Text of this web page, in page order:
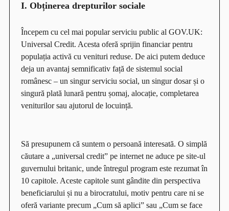
I. Obținerea drepturilor sociale
Începem cu cel mai popular serviciu public al GOV.UK:
Universal Credit. Acesta oferă sprijin financiar pentru
populația activă cu venituri reduse. De aici putem deduce
deja un avantaj semnificativ față de sistemul social
românesc – un singur serviciu social, un singur dosar și o
singură plată lunară pentru șomaj, alocație, completarea
veniturilor sau ajutorul de locuință.
Să presupunem că suntem o persoană interesată. O simplă
căutare a „universal credit” pe internet ne aduce pe site-ul
guvernului britanic, unde întregul program este rezumat în
10 capitole. Aceste capitole sunt gândite din perspectiva
beneficiarului și nu a birocratului, motiv pentru care ni se
oferă variante precum „Cum să aplici” sau „Cum se face